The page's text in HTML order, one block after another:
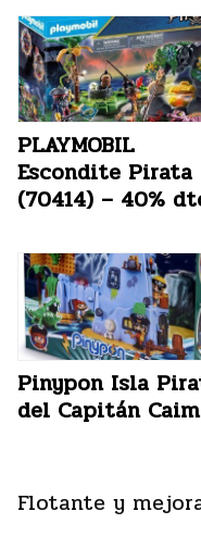
PLAYMOBIL
Escondite Pirata
(70414) – 40%
Pinypon Isla
del Capitán
Flotante y